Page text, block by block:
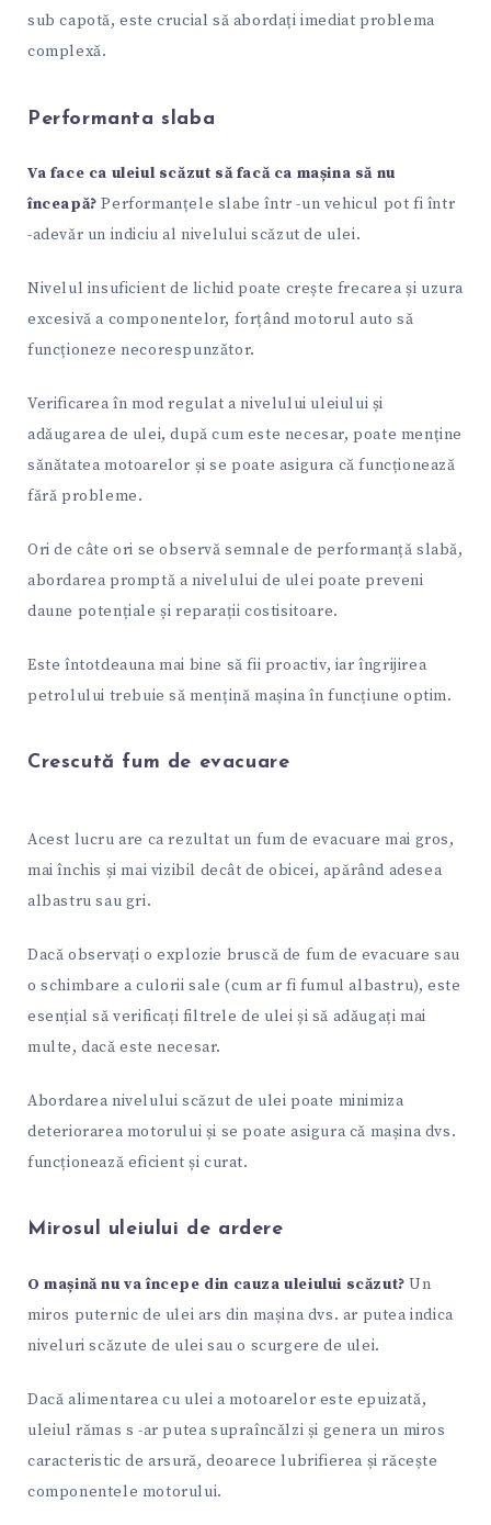
sub capotă, este crucial să abordați imediat problema
complexă.
Performanta slaba
Va face ca uleiul scăzut să facă ca mașina să nu
înceapă? Performanțele slabe într -un vehicul pot fi într
-adevăr un indiciu al nivelului scăzut de ulei.
Nivelul insuficient de lichid poate crește frecarea și uzura
excesivă a componentelor, forțând motorul auto să
funcționeze necorespunzător.
Verificarea în mod regulat a nivelului uleiului și
adăugarea de ulei, după cum este necesar, poate menține
sănătatea motoarelor și se poate asigura că funcționează
fără probleme.
Ori de câte ori se observă semnale de performanță slabă,
abordarea promptă a nivelului de ulei poate preveni
daune potențiale și reparații costisitoare.
Este întotdeauna mai bine să fii proactiv, iar îngrijirea
petrolului trebuie să mențină mașina în funcțiune optim.
Crescută fum de evacuare
Acest lucru are ca rezultat un fum de evacuare mai gros,
mai închis și mai vizibil decât de obicei, apărând adesea
albastru sau gri.
Dacă observați o explozie bruscă de fum de evacuare sau
o schimbare a culorii sale (cum ar fi fumul albastru), este
esențial să verificați filtrele de ulei și să adăugați mai
multe, dacă este necesar.
Abordarea nivelului scăzut de ulei poate minimiza
deteriorarea motorului și se poate asigura că mașina dvs.
funcționează eficient și curat.
Mirosul uleiului de ardere
O mașină nu va începe din cauza uleiului scăzut? Un
miros puternic de ulei ars din mașina dvs. ar putea indica
niveluri scăzute de ulei sau o scurgere de ulei.
Dacă alimentarea cu ulei a motoarelor este epuizată,
uleiul rămas s -ar putea supraîncălzi și genera un miros
caracteristic de arsură, deoarece lubrifierea și răcește
componentele motorului.